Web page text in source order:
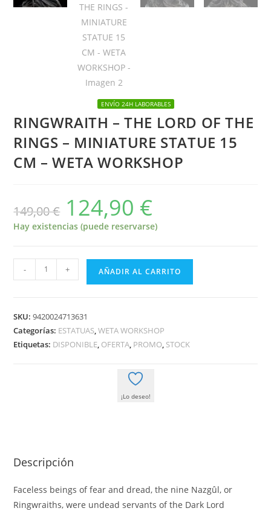
ENVÍO 24H LABORABLES
RINGWRAITH – THE LORD OF THE
RINGS – MINIATURE STATUE 15
CM – WETA WORKSHOP
149,00€
El
precio
original
era:
149,00 €.
124,90 €
es:
124,90 €.
Hay existencias (puede reservarse)
RINGWRAITH
-
OF
THE
WETA
cantidad
- + AÑADIR AL CARRITO
SKU:9420024713631
Categorías: ESTATUAS ,WETA WORKSHOP
Etiquetas: DISPONIBLE OFERTA PROMO STOCK
¡Lo deseo!
Descripción
Faceless beings of fear and dread, the nine Nazgûl, or
Ringwraiths, were undead servants of the Dark Lord